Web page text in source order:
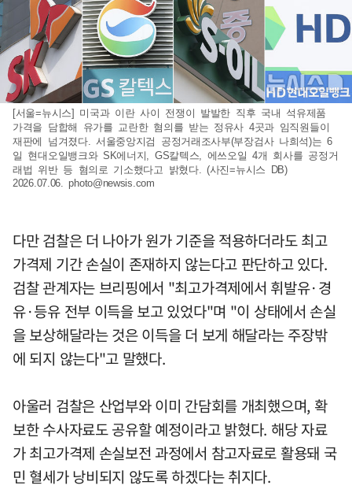
[서울=뉴시스] 미국과 이란 사이 전쟁이 발발한 직후 국내 석유제품
가격을 담합해 유가를 교란한 혐의를 받는 정유사 4곳과 임직원들이
재판에 넘겨졌다. 서울중앙지검 공정거래조사부(부장검사 나희석)는 6
일 현대오일뱅크와 SK에너지, GS칼텍스, 에쓰오일 4개 회사를 공정거
래법 위반 등 혐의로 기소했다고 밝혔다. (사진=뉴시스 DB)
2026.07.06.photo@newsis.com
다만 검찰은 더 나아가 원가 기준을 적용하더라도 최고
가격제 기간 손실이 존재하지 않는다고 판단하고 있다.
검찰 관계자는 브리핑에서 "최고가격제에서 휘발유·경
유·등유 전부 이득을 보고 있었다"며 "이 상태에서 손실
을 보상해달라는 것은 이득을 더 보게 해달라는 주장밖
에 되지 않는다"고 말했다.
아울러 검찰은 산업부와 이미 간담회를 개최했으며, 확
보한 수사자료도 공유할 예정이라고 밝혔다. 해당 자료
가 최고가격제 손실보전 과정에서 참고자료로 활용돼 국
민 혈세가 낭비되지 않도록 하겠다는 취지다.